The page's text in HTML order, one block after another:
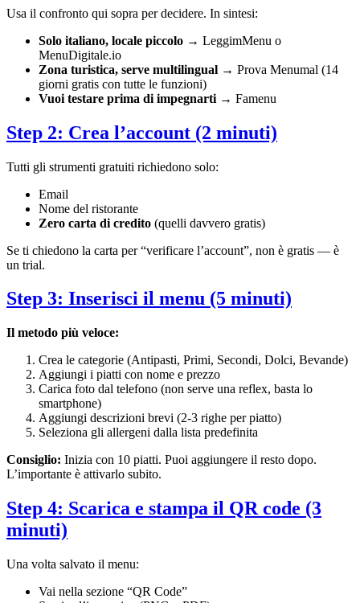
Usa il confronto qui sopra per decidere. In sintesi:
Solo italiano, locale piccolo → LeggimMenu o
MenuDigitale.io
Zona turistica, serve multilingual → Prova Menumal (14
giorni gratis con tutte le funzioni)
Vuoi testare prima di impegnarti → Famenu
Step 2: Crea l’account (2 minuti)
Tutti gli strumenti gratuiti richiedono solo:
Email
Nome del ristorante
Zero carta di credito (quelli davvero gratis)
Se ti chiedono la carta per “verificare l’account”, non è gratis — è
un trial.
Step 3: Inserisci il menu (5 minuti)
Il metodo più veloce:
Crea le categorie (Antipasti, Primi, Secondi, Dolci, Bevande)
Aggiungi i piatti con nome e prezzo
Carica foto dal telefono (non serve una reflex, basta lo
smartphone)
Aggiungi descrizioni brevi (2-3 righe per piatto)
Seleziona gli allergeni dalla lista predefinita
Consiglio: Inizia con 10 piatti. Puoi aggiungere il resto dopo.
L’importante è attivarlo subito.
Step 4: Scarica e stampa il QR code (3
minuti)
Una volta salvato il menu:
Vai nella sezione “QR Code”